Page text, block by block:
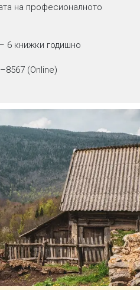
на професионалното
– 6 книжки годишно
(Online)